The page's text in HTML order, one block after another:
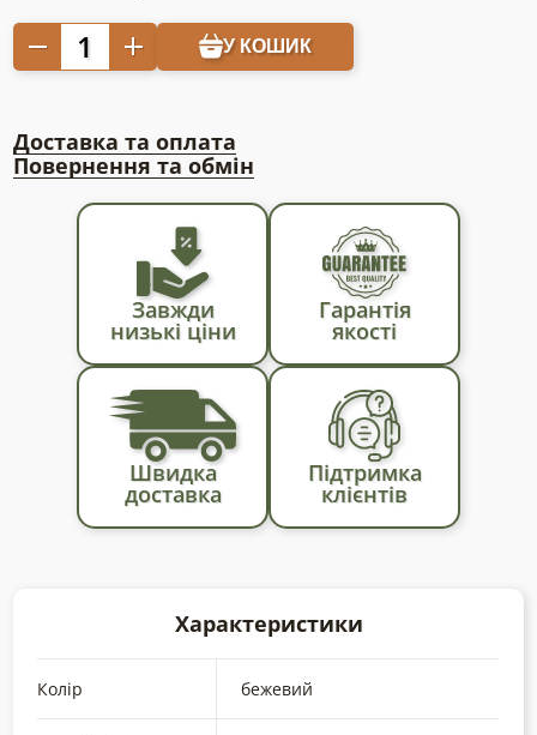
Термоштора
на
кількість
У КОШИК
Доставка та оплата
Повернення та обмін
Завжди
низькі ціни
Гарантія
якості
Швидка
доставка
Підтримка
клієнтів
Характеристики
Колір бежевий